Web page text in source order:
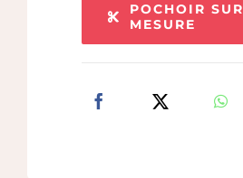
POCHOIR SUR
MESURE